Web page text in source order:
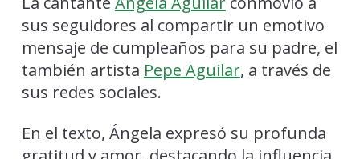
sus seguidores al compartir un emotivo
mensaje de cumpleaños para su padre, el
también artista Pepe Aguilar, a través de
sus redes sociales.
En el texto, Ángela expresó su profunda